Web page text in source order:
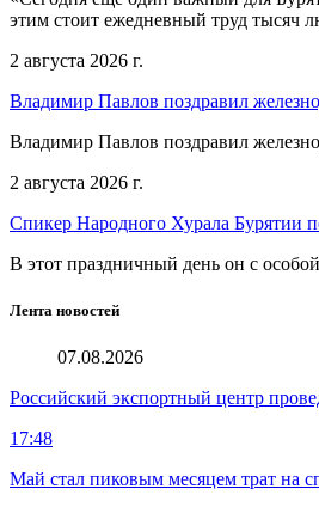
этим стоит ежедневный труд тысяч
2 августа 2026 г.
Владимир Павлов поздравил
Владимир Павлов поздравил
2 августа 2026 г.
Спикер Народного Хурала Бурятии
В этот праздничный день он с
Лента новостей
07.08.2026
Российский экспортный центр
17:48
Май стал пиковым месяцем трат на